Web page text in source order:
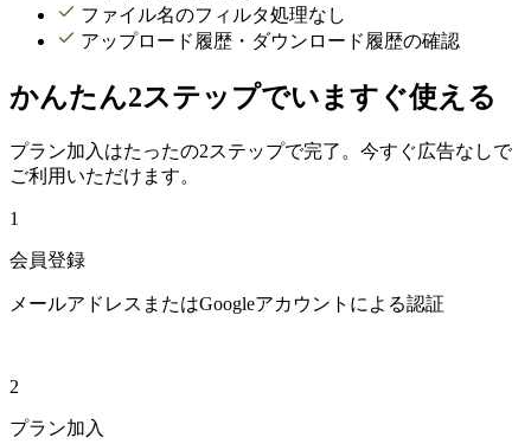
ファイル名のフィルタ処理なし
アップロード履歴・ダウンロード履歴の確認
かんたん2ステップでいますぐ使える
プラン加入はたったの2ステップで完了。今すぐ広告なしで
ご利用いただけます。
1
会員登録
メールアドレスまたはGoogleアカウントによる認証
2
プラン加入